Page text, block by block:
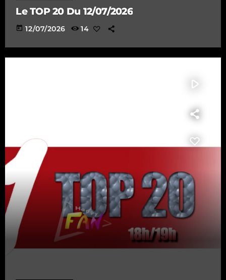
Le TOP 20 Du 12/07/2026
today 12/07/2026 14
play_arrow